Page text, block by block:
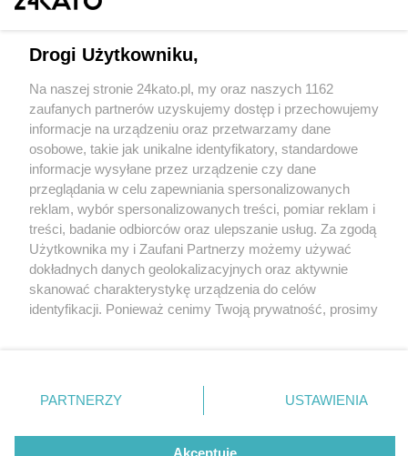
policjantom. Trzeba było przerwać mecz na
5 / 15
Mecz GKS Lech 18 maja 2025
Wydawca mediów lokalnych
Nie zapomnij
zapoznać się z:
polityką prywatności regulamin korzystania z portali
Twojemiasto
Piekary Śląskie
Chorzów
Tarnowskie Góry
Gliwice
Skontakuj sięz nami
Kontakt
Wydawca
Redakcja
Drogi Użytkowniku,
Na naszej stronie 24kato.pl, my oraz naszych 1162
zaufanych partnerów uzyskujemy dostęp i przechowujemy
informacje na urządzeniu oraz przetwarzamy dane
osobowe, takie jak unikalne identyfikatory, standardowe
informacje wysyłane przez urządzenie czy dane
przeglądania w celu zapewniania spersonalizowanych
reklam, wybór spersonalizowanych treści, pomiar reklam i
treści, badanie odbiorców oraz ulepszanie usług. Za zgodą
Użytkownika my i Zaufani Partnerzy możemy używać
dokładnych danych geolokalizacyjnych oraz aktywnie
skanować charakterystykę urządzenia do celów
identyfikacji. Ponieważ cenimy Twoją prywatność, prosimy
prywatności znajdujący się w lewym dolnym rogu strony
. Niektóre rodzaje przetwarzania danych nie wymagają
zgody użytkownika, ale masz prawo sprzeciwić się
takiemu przetwarzaniu. Preferencje będą miały
PARTNERZY USTAWIENIA
Akceptuję